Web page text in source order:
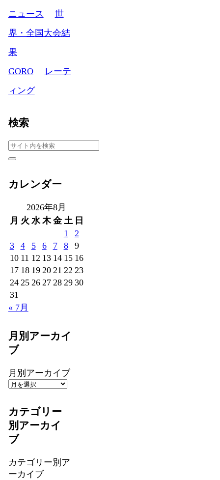
ニュース
世
界・全国大会結
果
GORO
レーテ
ィング
検索
カレンダー
2026年8月
月 火 水 木 金 土 日
1
2
3
4 5 6 7 8
9
10 11 12 13 14 15 16
17 18 19 20 21 22 23
24 25 26 27 28 29 30
31
« 7月
月別アーカイ
ブ
月別アーカイブ
カテゴリー
別アーカイ
ブ
カテゴリー別ア
ーカイブ